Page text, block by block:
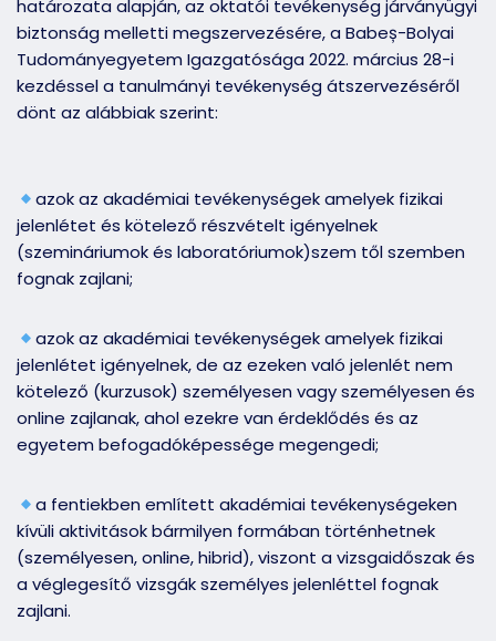
határozata alapján, az oktatói tevékenység járványügyi
biztonság melletti megszervezésére, a Babeș-Bolyai
Tudományegyetem Igazgatósága 2022. március 28-i
kezdéssel a tanulmányi tevékenység átszervezéséről
dönt az alábbiak szerint:
azok az akadémiai tevékenységek amelyek fizikai
jelenlétet és kötelező részvételt igényelnek
(szemináriumok és laboratóriumok)szem től szemben
fognak zajlani;
azok az akadémiai tevékenységek amelyek fizikai
jelenlétet igényelnek, de az ezeken való jelenlét nem
kötelező (kurzusok) személyesen vagy személyesen és
online zajlanak, ahol ezekre van érdeklődés és az
egyetem befogadóképessége megengedi;
a fentiekben említett akadémiai tevékenységeken
kívüli aktivitások bármilyen formában történhetnek
(személyesen, online, hibrid), viszont a vizsgaidőszak és
a véglegesítő vizsgák személyes jelenléttel fognak
zajlani.